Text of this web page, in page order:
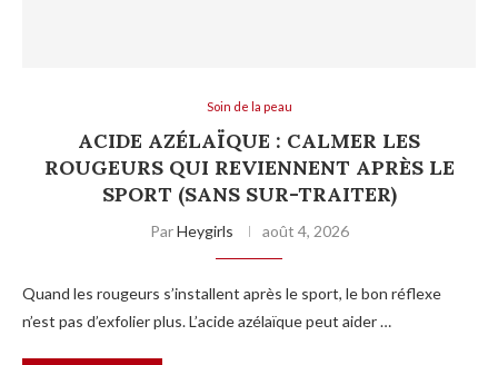
Soin de la peau
ACIDE AZÉLAÏQUE : CALMER LES
ROUGEURS QUI REVIENNENT APRÈS LE
SPORT (SANS SUR-TRAITER)
ParHeygirls août 4, 2026
Quand les rougeurs s’installent après le sport, le bon réflexe
n’est pas d’exfolier plus. L’acide azélaïque peut aider …